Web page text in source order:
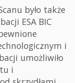
było także
ESA BIC
i
umożliwiło
i